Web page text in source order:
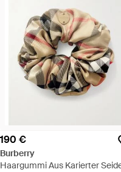
190 €
Burberry
Haargummi Aus Karierter